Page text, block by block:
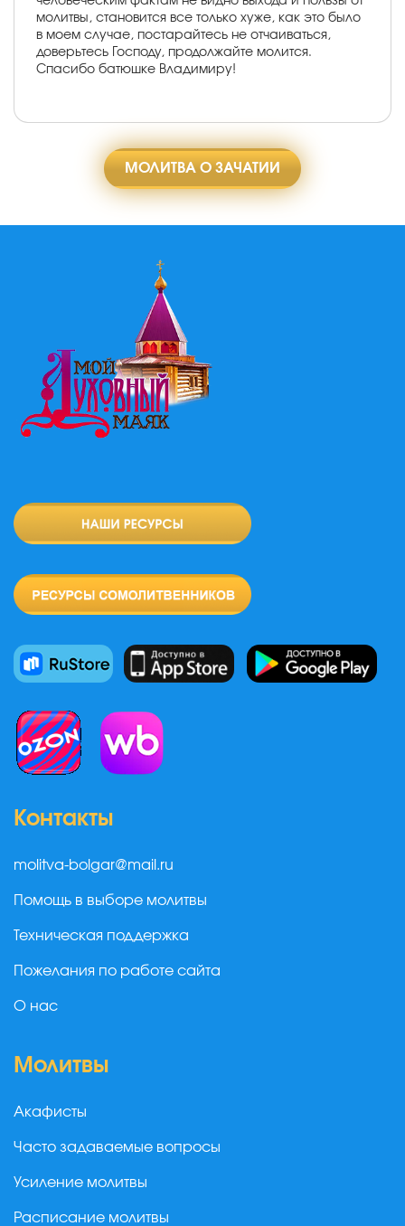
молитвы, становится все только хуже, как это было
в моем случае, постарайтесь не отчаиваться,
доверьтесь Господу, продолжайте молится.
Спасибо батюшке Владимиру!
МОЛИТВА О ЗАЧАТИИ
Контакты
molitva-bolgar@mail.ru
Помощь в выборе молитвы
Техническая поддержка
Пожелания по работе сайта
О нас
Молитвы
Акафисты
Часто задаваемые вопросы
Усиление молитвы
Расписание молитвы